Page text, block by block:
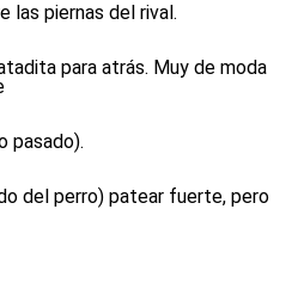
las piernas del rival.
para atrás. Muy de moda
pasado).
del perro) patear fuerte, pero